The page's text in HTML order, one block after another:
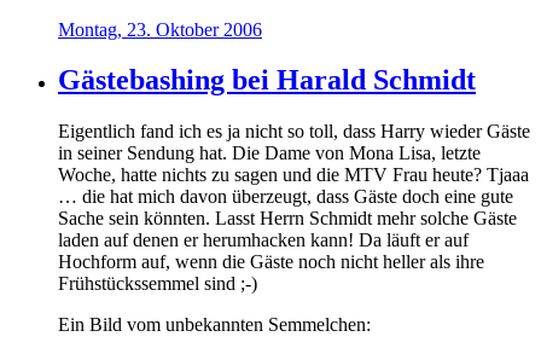
Montag, 23. Oktober 2006
Gästebashing bei Harald Schmidt
Eigentlich fand ich es ja nicht so toll, dass Harry wieder Gäste
in seiner Sendung hat. Die Dame von Mona Lisa, letzte
Woche, hatte nichts zu sagen und die MTV Frau heute? Tjaaa
… die hat mich davon überzeugt, dass Gäste doch eine gute
Sache sein könnten. Lasst Herrn Schmidt mehr solche Gäste
laden auf denen er herumhacken kann! Da läuft er auf
Hochform auf, wenn die Gäste noch nicht heller als ihre
Frühstückssemmel sind ;-)
Ein Bild vom unbekannten Semmelchen: